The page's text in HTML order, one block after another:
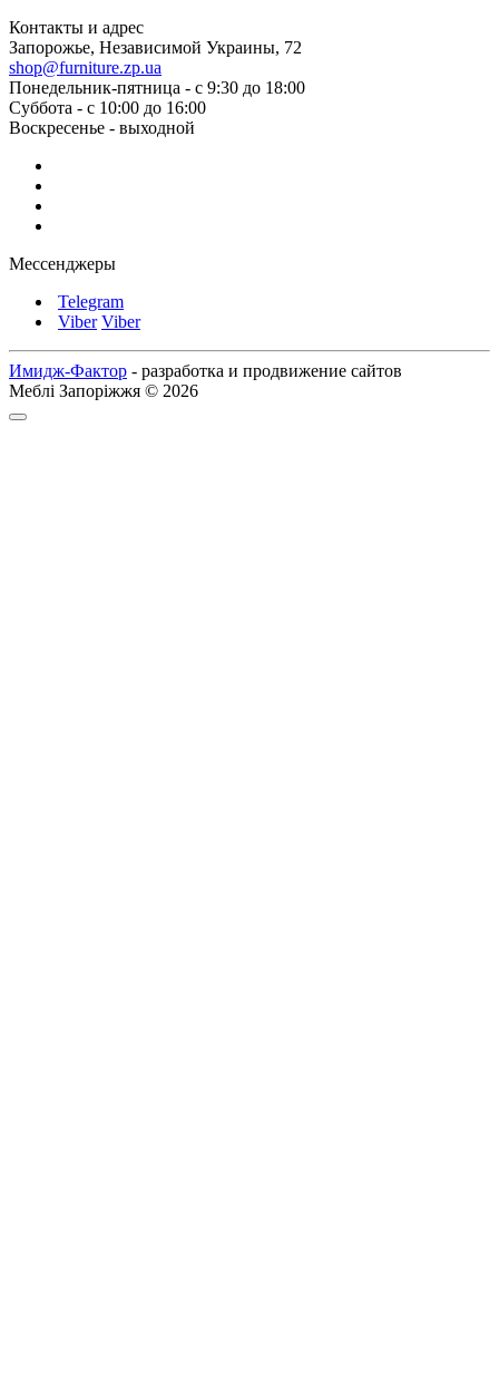
Контакты и адрес
Запорожье, Независимой Украины, 72
shop@furniture.zp.ua
Понедельник-пятница - с 9:30 до 18:00
Суббота - с 10:00 до 16:00
Воскресенье - выходной
Мессенджеры
Telegram
Viber Viber
Имидж-Фактор - разработка и продвижение сайтов
Меблі Запоріжжя © 2026